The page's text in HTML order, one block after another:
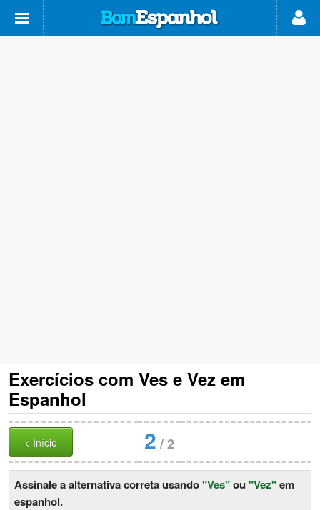
Exercícios com Ves e Vez em
Espanhol
< Início 2 /2
Assinale a alternativa correta usando"Ves"ou "Vez"em
espanhol.